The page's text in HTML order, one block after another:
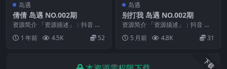
岛遇
倩倩 岛遇 NO.002期
资源简介 「资源描述」：抖音 倩
倩 岛遇 NO.002期 【21P10V】
「资...1 年前 4.5K 52
岛遇
别打我 岛遇 NO.002期
资源简介 「资源描述」：抖音 别
打我 岛遇 NO.002期 【13P1V】
「资...5 月前 4.8K 31
下载